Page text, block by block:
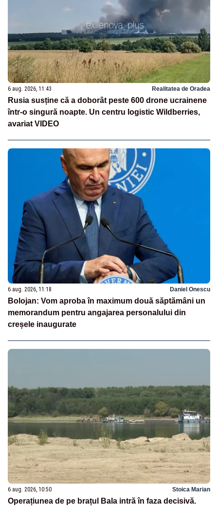
6 aug. 2026, 11:43 Realitatea de Oradea
Rusia susține că a doborât peste 600 drone ucrainene
într-o singură noapte. Un centru logistic Wildberries,
avariat VIDEO
6 aug. 2026, 11:18 Daniel Onescu
Bolojan: Vom aproba în maximum două săptămâni un
memorandum pentru angajarea personalului din
creșele inaugurate
6 aug. 2026, 10:50 Stoica Marian
Operațiunea de pe brațul Bala intră în faza decisivă.